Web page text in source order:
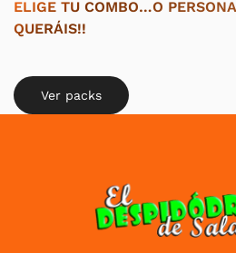
ELIGE TU COMBO…O
QUERÁIS!!
Ver packs